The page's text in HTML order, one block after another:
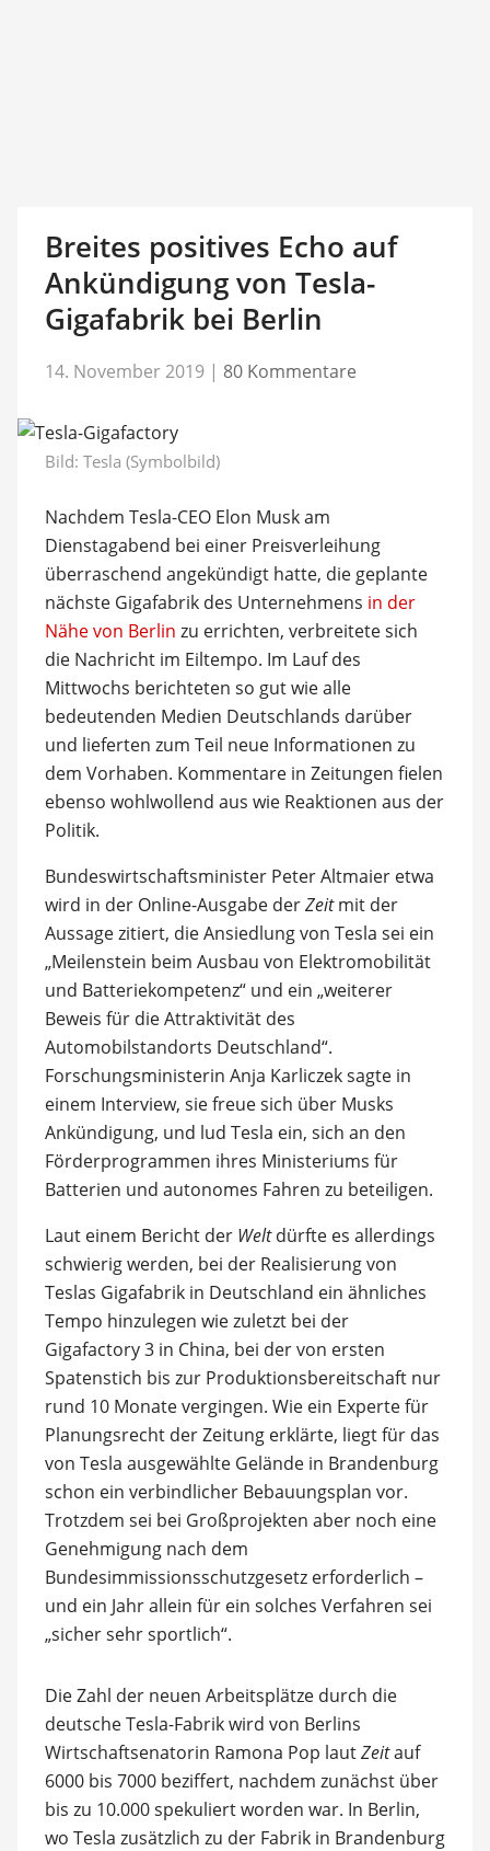
Breites positives Echo auf
Ankündigung von Tesla-
Gigafabrik bei Berlin
14. November 2019 | 80 Kommentare
Bild: Tesla (Symbolbild)
Nachdem Tesla-CEO Elon Musk am
Dienstagabend bei einer Preisverleihung
überraschend angekündigt hatte, die geplante
nächste Gigafabrik des Unternehmens in der
Nähe von Berlin zu errichten, verbreitete sich
die Nachricht im Eiltempo. Im Lauf des
Mittwochs berichteten so gut wie alle
bedeutenden Medien Deutschlands darüber
und lieferten zum Teil neue Informationen zu
dem Vorhaben. Kommentare in Zeitungen fielen
ebenso wohlwollend aus wie Reaktionen aus der
Politik.
Bundeswirtschaftsminister Peter Altmaier etwa
wird in der Online-Ausgabe derZeitmit der
Aussage zitiert, die Ansiedlung von Tesla sei ein
„Meilenstein beim Ausbau von Elektromobilität
und Batteriekompetenz“ und ein „weiterer
Beweis für die Attraktivität des
Automobilstandorts Deutschland“.
Forschungsministerin Anja Karliczek sagte in
einem Interview, sie freue sich über Musks
Ankündigung, und lud Tesla ein, sich an den
Förderprogrammen ihres Ministeriums für
Batterien und autonomes Fahren zu beteiligen.
Laut einem Bericht der Weltdürfte es allerdings
schwierig werden, bei der Realisierung von
Teslas Gigafabrik in Deutschland ein ähnliches
Tempo hinzulegen wie zuletzt bei der
Gigafactory 3 in China, bei der von ersten
Spatenstich bis zur Produktionsbereitschaft nur
rund 10 Monate vergingen. Wie ein Experte für
Planungsrecht der Zeitung erklärte, liegt für das
von Tesla ausgewählte Gelände in Brandenburg
schon ein verbindlicher Bebauungsplan vor.
Trotzdem sei bei Großprojekten aber noch eine
Genehmigung nach dem
Bundesimmissionsschutzgesetz erforderlich –
und ein Jahr allein für ein solches Verfahren sei
„sicher sehr sportlich“.
Die Zahl der neuen Arbeitsplätze durch die
deutsche Tesla-Fabrik wird von Berlins
Wirtschaftsenatorin Ramona Pop lautZeitauf
6000 bis 7000 beziffert, nachdem zunächst über
bis zu 10.000 spekuliert worden war. In Berlin,
wo Tesla zusätzlich zu der Fabrik in Brandenburg